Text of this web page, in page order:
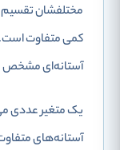
مختلفشان تقسیم
کمی متفاوت است.
آستانه‌ای مشخص مانند 18> و ≥18
یک متغیر عددی می
آستانه‌های